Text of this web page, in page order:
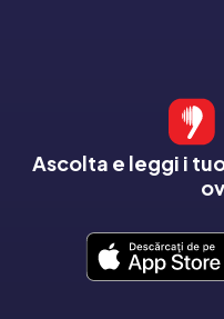
Ascolta e leggi i